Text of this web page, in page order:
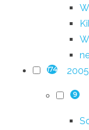
174 2005
9